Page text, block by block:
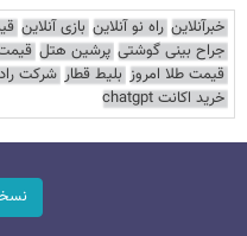
خبرآنلاین راه نو آنلاین بازی آنلاین
جراح بینی گوشتی پرشین هتل قیمت
قیمت طلا امروز بلیط قطار شرکت
خرید اکانت chatgpt